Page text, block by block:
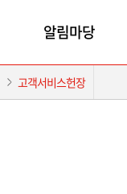
알림마당
고객서비스헌장